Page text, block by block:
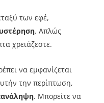
των εφέ,
. Απλώς
χρειάζεστε.
να εμφανίζεται
την περίπτωση,
. Μπορείτε να